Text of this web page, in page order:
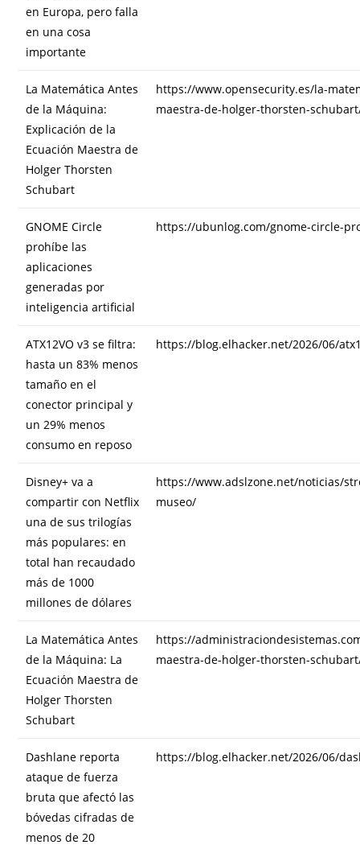
en Europa, pero falla
en una cosa
importante
La Matemática Antes
de la Máquina:
Explicación de la
Ecuación Maestra de
Holger Thorsten
Schubart
https://www.opensecurity.es/la-
maestra-de-holger-thorsten-
GNOME Circle
prohíbe las
aplicaciones
generadas por
inteligencia artificial
https://ubunlog.com/gnome-circle-
ATX12VO v3 se filtra:
hasta un 83% menos
tamaño en el
conector principal y
un 29% menos
consumo en reposo
https://blog.elhacker.net/2026/06/
Disney+ va a
compartir con Netflix
una de sus trilogías
más populares: en
total han recaudado
más de 1000
millones de dólares
https://www.adslzone.net/noticias/
museo/
La Matemática Antes
de la Máquina: La
Ecuación Maestra de
Holger Thorsten
Schubart
https://
maestra-de-holger-thorsten-
Dashlane reporta
ataque de fuerza
bruta que afectó las
bóvedas cifradas de
menos de 20
https://blog.elhacker.net/2026/06/